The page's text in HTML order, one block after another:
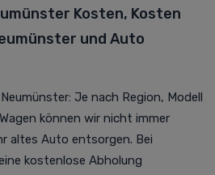
Kosten, Kosten
und Auto
Je nach Region, Modell
können wir nicht immer
altes Auto entsorgen. Bei
kostenlose Abholung